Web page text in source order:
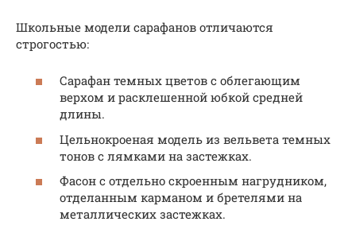
Школьные модели сарафанов отличаются
строгостью:
Сарафан темных цветов с облегающим
верхом и расклешенной юбкой средней
длины.
Цельнокроеная модель из вельвета темных
тонов с лямками на застежках.
Фасон с отдельно скроенным нагрудником,
отделанным карманом и бретелями на
металлических застежках.